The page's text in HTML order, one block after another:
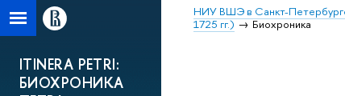
НИУ ВШЭ в Санкт-
1725 гг.)
Биохроника
ITINERA PETRI:
БИОХРОНИКА